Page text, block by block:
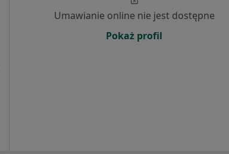
Umawianie online nie jest dostępne
Pokaż profil